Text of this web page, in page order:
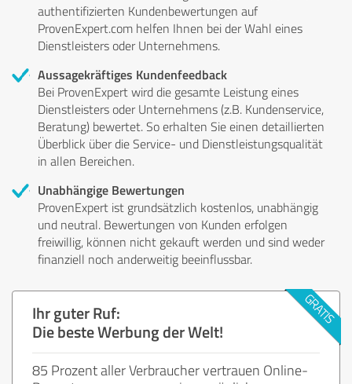
authentifizierten Kundenbewertungen auf
ProvenExpert.com helfen Ihnen bei der Wahl eines
Dienstleisters oder Unternehmens.
Aussagekräftiges Kundenfeedback
Bei ProvenExpert wird die gesamte Leistung eines
Dienstleisters oder Unternehmens (z.B. Kundenservice,
Beratung) bewertet. So erhalten Sie einen detaillierten
Überblick über die Service- und Dienstleistungsqualität
in allen Bereichen.
Unabhängige Bewertungen
ProvenExpert ist grundsätzlich kostenlos, unabhängig
und neutral. Bewertungen von Kunden erfolgen
freiwillig, können nicht gekauft werden und sind weder
finanziell noch anderweitig beeinflussbar.
Ihr guter Ruf:
Die beste Werbung der Welt!
85 Prozent aller Verbraucher vertrauen Online-